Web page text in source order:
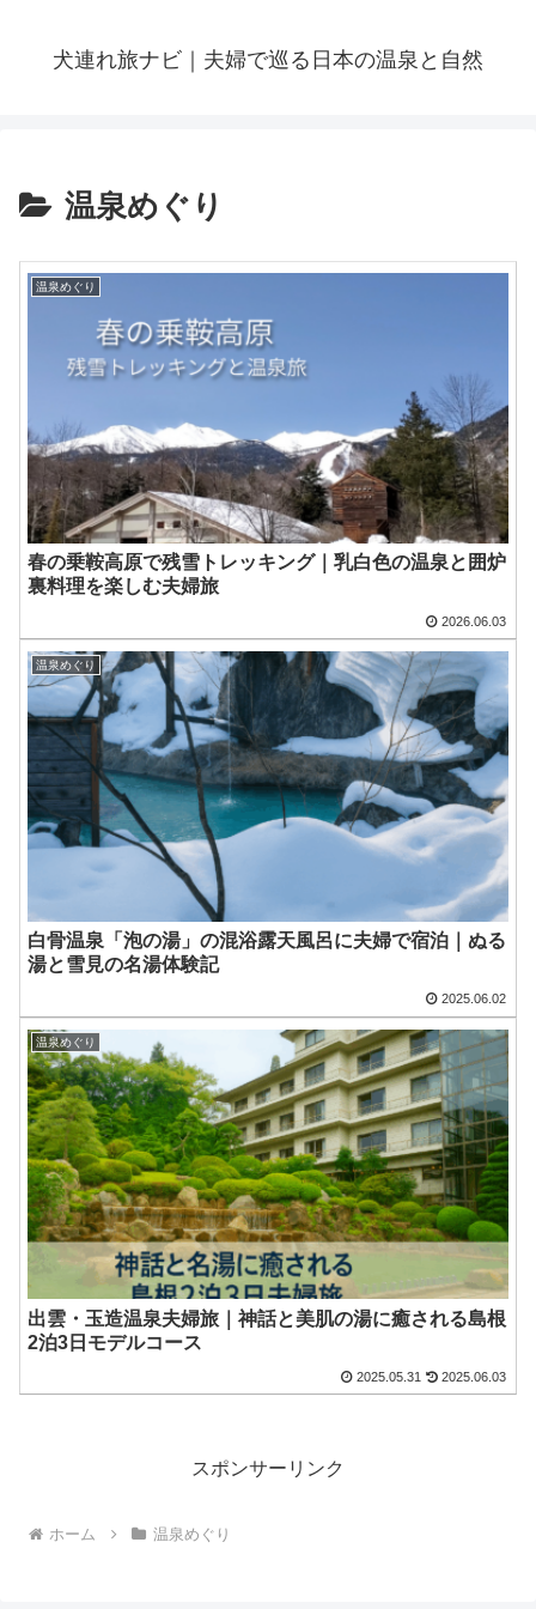
犬連れ旅ナビ｜夫婦で巡る日本の温泉と自然
温泉めぐり
温泉めぐり
春の乗鞍高原で残雪トレッキング｜乳白色の温泉と囲炉
裏料理を楽しむ夫婦旅
2026.06.03
温泉めぐり
白骨温泉「泡の湯」の混浴露天風呂に夫婦で宿泊｜ぬる
湯と雪見の名湯体験記
2025.06.02
温泉めぐり
出雲・玉造温泉夫婦旅｜神話と美肌の湯に癒される島根
2泊3日モデルコース
2025.05.31 2025.06.03
スポンサーリンク
ホーム 温泉めぐり